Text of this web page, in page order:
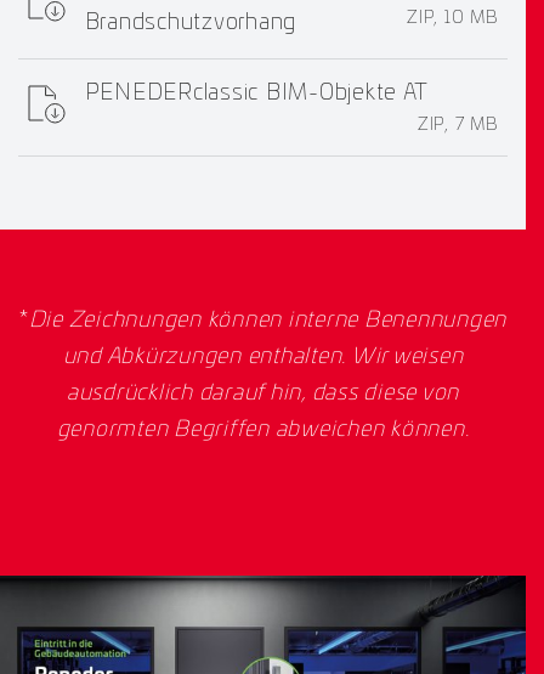
Brandschutzvorhang
ZIP, 10 MB
PENEDERclassic BIM-Objekte AT
ZIP, 7 MB
*Die Zeichnungen können interne Benennungen
und Abkürzungen enthalten. Wir weisen
ausdrücklich darauf hin, dass diese von
genormten Begriffen abweichen können.